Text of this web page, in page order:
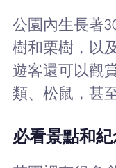
公園內生長著
樹和栗樹，以
遊客還可以觀
類、松鼠，甚
必看景點和